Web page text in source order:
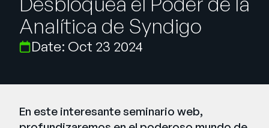
Company
SUPPORTSIGN IN
English
Português
Analítica de Syndigo
Date: Oct 23 2024
En este interesante seminario web,